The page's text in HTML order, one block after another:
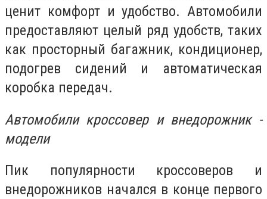
ценит комфорт и удобство. Автомобили
предоставляют целый ряд удобств, таких
как просторный багажник, кондиционер,
подогрев сидений и автоматическая
коробка передач.
Автомобили кроссовер и внедорожник -
модели
Пик популярности кроссоверов и
внедорожников начался в конце первого